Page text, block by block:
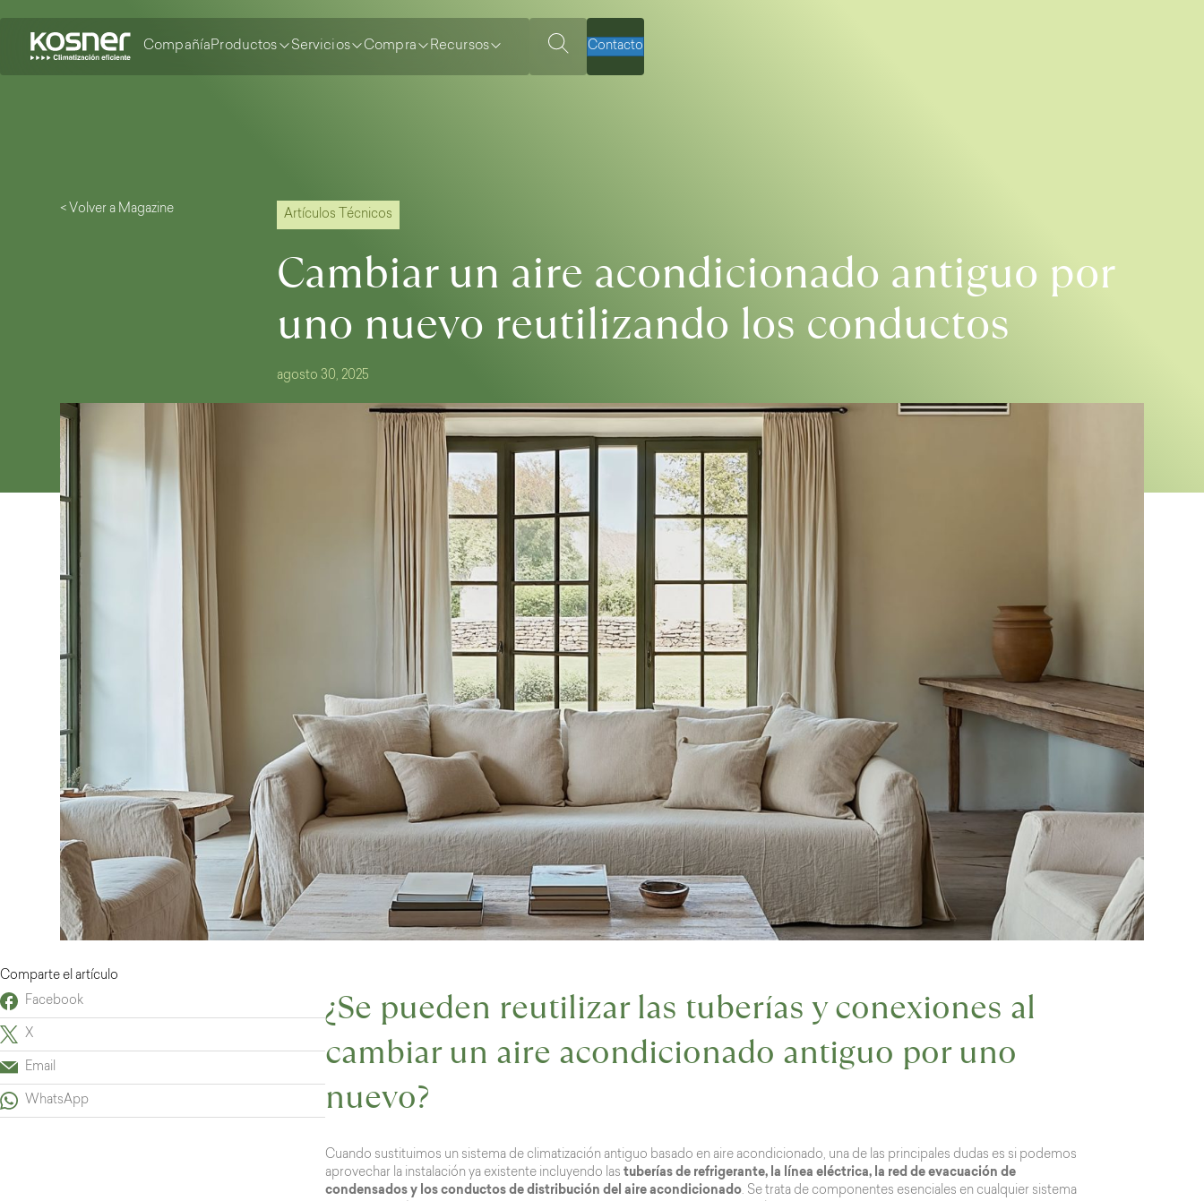
CompañíaProductos Servicios Compra Recursos Contacto
< Volver a Magazine Artículos Técnicos
Cambiar un aire acondicionado antiguo por
uno nuevo reutilizando los conductos
agosto 30, 2025
Comparte el artículo
Facebook
X
Email
WhatsApp
¿Se pueden reutilizar las tuberías y conexiones al
cambiar un aire acondicionado antiguo por uno
nuevo?
Cuando sustituimos un sistema de climatización antiguo basado en aire acondicionado, una de las principales dudas es si podemos
aprovechar la instalación ya existente incluyendo las tuberías de refrigerante, la línea eléctrica, la red de evacuación de
condensados y los conductos de distribución del aire acondicionado. Se trata de componentes esenciales en cualquier sistema